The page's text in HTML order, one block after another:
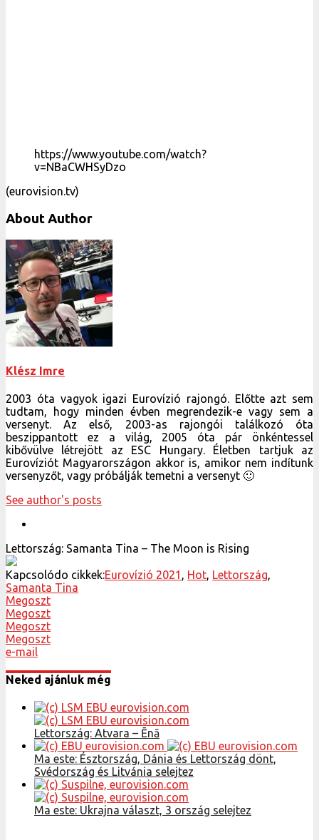
https://www.youtube.com/watch?
v=NBaCWHSyDzo
(eurovision.tv)
About Author
Klész Imre
2003 óta vagyok igazi Eurovízió rajongó. Előtte azt sem
tudtam, hogy minden évben megrendezik-e vagy sem a
versenyt. Az első, 2003-as rajongói találkozó óta
beszippantott ez a világ, 2005 óta pár önkéntessel
kibővülve létrejött az ESC Hungary. Életben tartjuk az
Eurovíziót Magyarországon akkor is, amikor nem indítunk
versenyzőt, vagy próbálják temetni a versenyt 🙂
See author's posts
Lettország: Samanta Tina – The Moon is Rising
Kapcsolódo cikkek:Eurovízió 2021 , Hot, Lettország,
Samanta Tina
Megoszt
Megoszt
Megoszt
Megoszt
e-mail
Neked ajánluk még
Lettország: Atvara – Ēnā
Ma este: Észtország, Dánia és Lettország dönt,
Svédország és Litvánia selejtez
Ma este: Ukrajna választ, 3 ország selejtez